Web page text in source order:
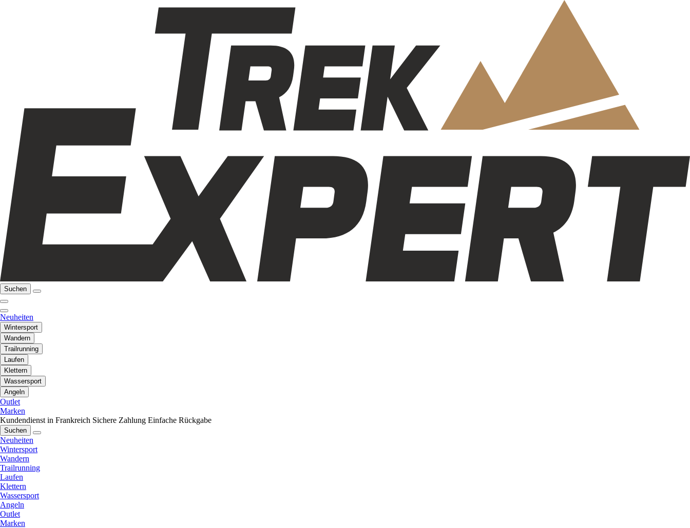
Suchen
Neuheiten
Wintersport
Wandern
Trailrunning
Laufen
Klettern
Wassersport
Angeln
Outlet
Marken
Kundendienst in Frankreich Sichere Zahlung Einfache Rückgabe
Suchen
Neuheiten
Wintersport
Wandern
Trailrunning
Laufen
Klettern
Wassersport
Angeln
Outlet
Marken